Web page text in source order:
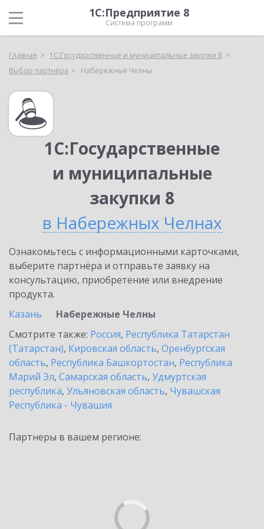
1С:Предприятие 8
Система программ
Главная
1С:Государственные и муниципальные закупки 8
Выбор партнёра
Набережные Челны
1С:Государственные
и муниципальные
закупки 8
в Набережных Челнах
Ознакомьтесь с информационными карточками,
выберите партнёра и отправьте заявку на
консультацию, приобретение или внедрение
продукта.
Казань
Набережные Челны
Смотрите также: Россия, Республика Татарстан
(Татарстан), Кировская область, Оренбургская
область, Республика Башкортостан, Республика
Марий Эл, Самарская область, Удмуртская
республика, Ульяновская область, Чувашская
Республика - Чувашия
Партнеры в вашем регионе: